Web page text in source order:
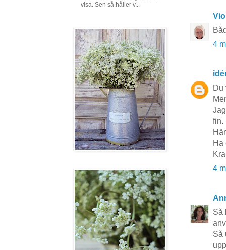
4
Du
fin.
Ha
4
Så
Så
visa. Sen så håller v...